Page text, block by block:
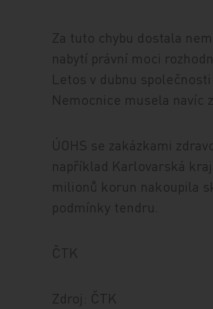
Za tuto chybu dostala
nabytí právní moci
Letos v dubnu
Nemocnice musela navíc
ÚOHS se zakázkami
například Karlovarská
milionů korun nakoupila
podmínky tendru.
ČTK
Zdroj: ČTK